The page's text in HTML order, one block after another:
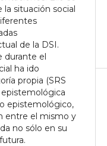
situación social
de la DSI.
durante el
ha ido
propia (SRS
epistemológica
epistemológico,
entre el mismo y
no sólo en su